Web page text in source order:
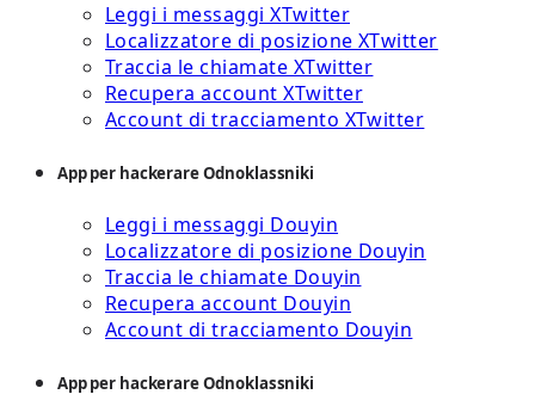
Leggi i messaggi XTwitter
Localizzatore di posizione XTwitter
Traccia le chiamate XTwitter
Recupera account XTwitter
Account di tracciamento XTwitter
App per hackerare Odnoklassniki
Leggi i messaggi Douyin
Localizzatore di posizione Douyin
Traccia le chiamate Douyin
Recupera account Douyin
Account di tracciamento Douyin
App per hackerare Odnoklassniki